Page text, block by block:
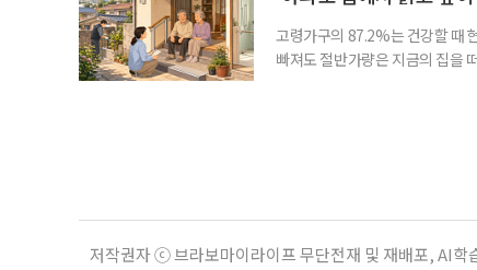
고령가구의 87.2%는 건강할 때
빠져도 절반가량은 지금의 집을
저작권자 ⓒ 브라보마이라이프 무단전재 및 재배포, AI학